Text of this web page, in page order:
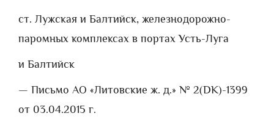
ст. Лужская и Балтийск, железнодорожно-
паромных комплексах в портах Усть-Луга
и Балтийск
— Письмо АО «Литовские ж. д.» № 2(DK)-1399
от 03.04.2015 г.